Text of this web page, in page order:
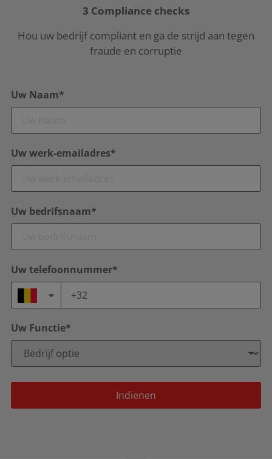
3 Compliance checks
Hou uw bedrijf compliant en ga de strijd aan tegen
fraude en corruptie
Uw Naam*
Uw werk-emailadres*
Uw bedrifsnaam*
Uw telefoonnummer*
Uw Functie*
Indienen